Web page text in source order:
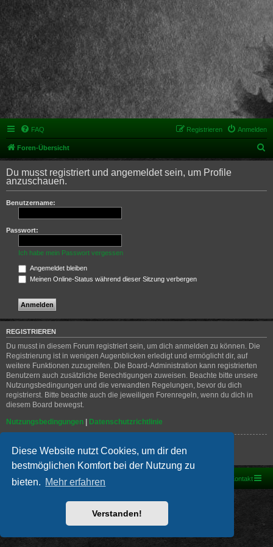
Diese Website nutzt Cookies, um dir den
bestmöglichen Komfort bei der Nutzung zu
bieten. Mehr erfahren
Verstanden!
FAQ Anmelden
Registrieren
Foren-Übersicht
u
h
Du musst registriert und angemeldet sein, um Profile
anzuschauen.
Benutzername:
Passwort:
Ich habe mein Passwort vergessen
Angemeldet bleiben
Meinen Online-Status während dieser Sitzung verbergen
REGISTRIEREN
Du musst in diesem Forum registriert sein, um dich anmelden zu können. Die
Registrierung ist in wenigen Augenblicken erledigt und ermöglicht dir, auf
weitere Funktionen zuzugreifen. Die Board-Administration kann registrierten
Benutzern auch zusätzliche Berechtigungen zuweisen. Beachte bitte unsere
Nutzungsbedingungen und die verwandten Regelungen, bevor du dich
registrierst. Bitte beachte auch die jeweiligen Forenregeln, wenn du dich in
diesem Board bewegst.
Nutzungsbedingungen | Datenschutzrichtlinie
Registrieren
Foren-Übersicht Kontakt